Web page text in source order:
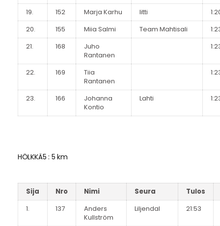
19. 152 Marja Karhu Iitti
20.
155 Miia Salmi Team Mahtisali
21.
168
Juho
Rantanen
22. 169
Tiia
Rantanen
23. 166
Johanna
Kontio
Lahti
HÖLKKÄ5 : 5 km
Sija Nro Nimi Seura
Tulos
1.
137
Anders
Kullström
Liljendal 21:53